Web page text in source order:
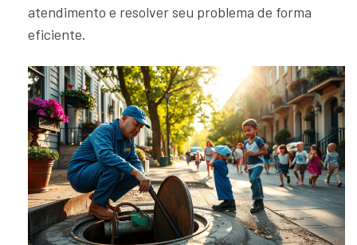
atendimento e resolver seu problema de forma
eficiente.